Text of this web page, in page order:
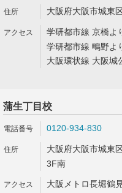
大阪府大阪市城東
学研都市線 京橋よ
学研都市線 鴫野よ
大阪環状線 大阪城
蒲生丁目校
0120-934-830
大阪府大阪市城東
3F南
大阪メトロ長堀鶴